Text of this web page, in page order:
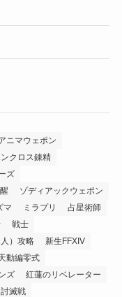
ニマウェポン
クロス錬精
ズ
ゾディアックウェポン
マ ミラプリ
占星術師
戦士
）攻略
新生FFXIV
動編零式
ズ
紅蓮のリベレーター
滅戦